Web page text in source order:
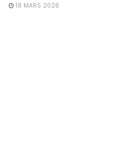
18 MARS 2026